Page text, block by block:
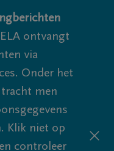
ontvangt
via
Onder het
men
Klik niet op
controleer